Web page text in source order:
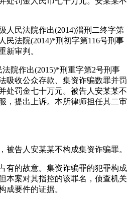
人民法院作出(2014)淄刑二终字第
民法院(2014)*刑初字第116号刑事
新审判。
院作出(2015)*刑重字第2号刑事
吸收公众存款、集资诈骗数罪并罚
处罚金七十万元。被告人安某某不
，提出上诉。本所律师担任其二审
被告人安某某不构成集资诈骗罪。
有的故意。集资诈骗罪的犯罪构成
本案对其指控的该罪名，侦查机关
成要件的证据。